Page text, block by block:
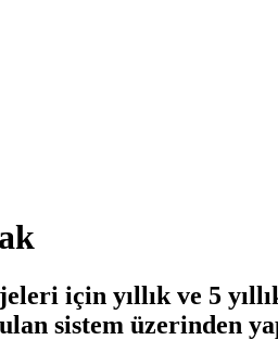
için yıllık ve 5
sistem üzerinden